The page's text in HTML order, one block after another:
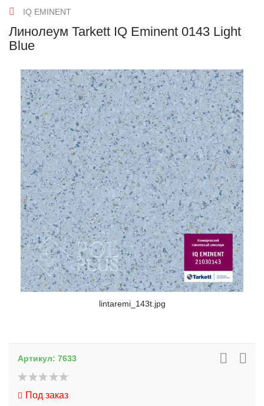
IQ EMINENT
Линолеум Tarkett IQ Eminent 0143 Light
Blue
lintaremi_143t.jpg
Артикул: 7633
Под заказ